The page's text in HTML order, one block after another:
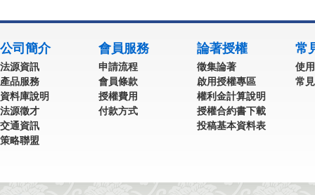
公司簡介
法源資訊
產品服務
資料庫說明
法源徵才
交通資訊
策略聯盟
會員服務
申請流程
會員條款
授權費用
付款方式
論著授權
徵集論著
啟用授權專區
權利金計算說明
授權合約書下載
投稿基本資料表
常
使
常